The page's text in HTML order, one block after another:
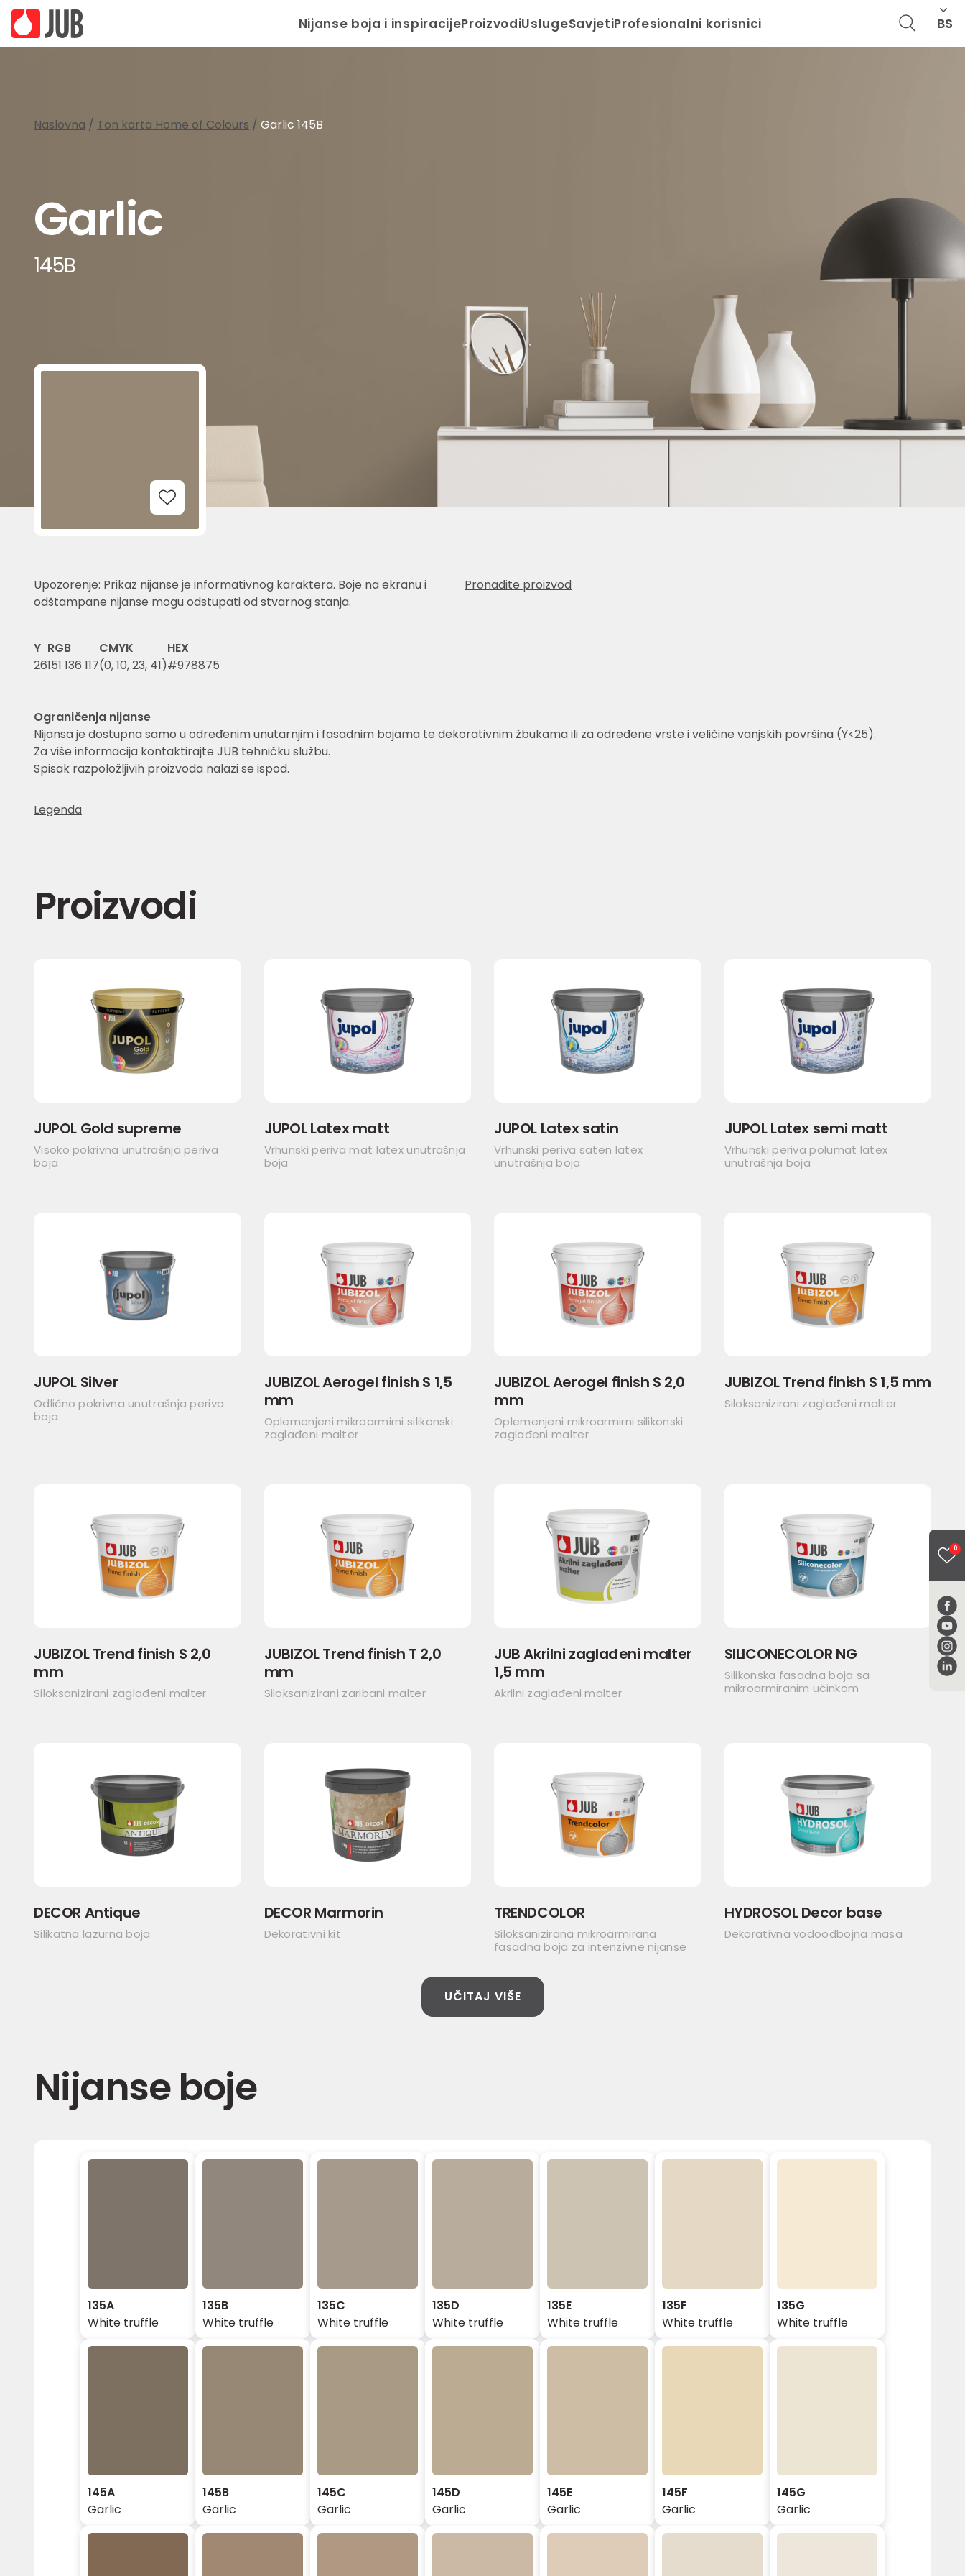
Nijanse boja i inspiracijeProizvodiUslugeSavjetiProfesionalni korisnici BS
0
Naslovna / Ton karta Home of Colours / Garlic 145B
Garlic
145B
Add to Wishlist
Upozorenje: Prikaz nijanse je informativnog karaktera. Boje na ekranu i
odštampane nijanse mogu odstupati od stvarnog stanja.
Pronađite proizvod
Y
26
RGB
151 136 117
CMYK
(0, 10, 23, 41)
HEX
#978875
Ograničenja nijanse
Nijansa je dostupna samo u određenim unutarnjim i fasadnim bojama te dekorativnim žbukama ili za određene vrste i veličine vanjskih površina (Y<25).
Za više informacija kontaktirajte JUB tehničku službu.
Spisak razpoložljivih proizvoda nalazi se ispod.
Legenda
Proizvodi
JUPOL Gold supreme
Visoko pokrivna unutrašnja periva
boja
JUPOL Latex matt
Vrhunski periva mat latex unutrašnja
boja
JUPOL Latex satin
Vrhunski periva saten latex
unutrašnja boja
JUPOL Latex semi matt
Vrhunski periva polumat latex
unutrašnja boja
JUPOL Silver
Odlično pokrivna unutrašnja periva
boja
JUBIZOL Aerogel finish S 1,5
mm
Oplemenjeni mikroarmirni silikonski
zaglađeni malter
JUBIZOL Aerogel finish S 2,0
mm
Oplemenjeni mikroarmirni silikonski
zaglađeni malter
JUBIZOL Trend finish S 1,5 mm
Siloksanizirani zaglađeni malter
JUBIZOL Trend finish S 2,0
mm
Siloksanizirani zaglađeni malter
JUBIZOL Trend finish T 2,0
mm
Siloksanizirani zaribani malter
JUB Akrilni zaglađeni malter
1,5 mm
Akrilni zaglađeni malter
SILICONECOLOR NG
Silikonska fasadna boja sa
mikroarmiranim učinkom
DECOR Antique
Silikatna lazurna boja
DECOR Marmorin
Dekorativni kit
TRENDCOLOR
Siloksanizirana mikroarmirana
fasadna boja za intenzivne nijanse
HYDROSOL Decor base
Dekorativna vodoodbojna masa
UČITAJ VIŠE
Nijanse boje
135A
White truffle
135B
White truffle
135C
White truffle
135D
White truffle
135E
White truffle
135F
White truffle
135G
White truffle
145A
Garlic
145B
Garlic
145C
Garlic
145D
Garlic
145E
Garlic
145F
Garlic
145G
Garlic